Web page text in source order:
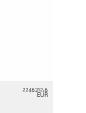
2246312,6
EUR